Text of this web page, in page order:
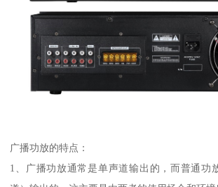
广播功放的特点：
1、广播功放通常是单声道输出的，而普通功